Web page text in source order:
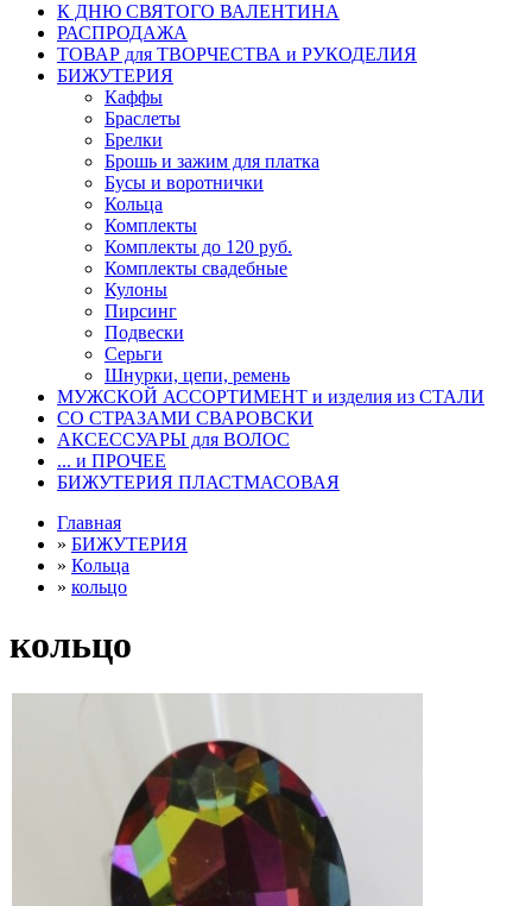
К ДНЮ СВЯТОГО ВАЛЕНТИНА
РАСПРОДАЖА
ТОВАР для ТВОРЧЕСТВА и РУКОДЕЛИЯ
БИЖУТЕРИЯ
Каффы
Браслеты
Брелки
Брошь и зажим для платка
Бусы и воротнички
Кольца
Комплекты
Комплекты до 120 руб.
Комплекты свадебные
Кулоны
Пирсинг
Подвески
Серьги
Шнурки, цепи, ремень
МУЖСКОЙ АССОРТИМЕНТ и изделия из СТАЛИ
СО СТРАЗАМИ СВАРОВСКИ
АКСЕССУАРЫ для ВОЛОС
... и ПРОЧЕЕ
БИЖУТЕРИЯ ПЛАСТМАСОВАЯ
Главная
» БИЖУТЕРИЯ
» Кольца
» кольцо
кольцо